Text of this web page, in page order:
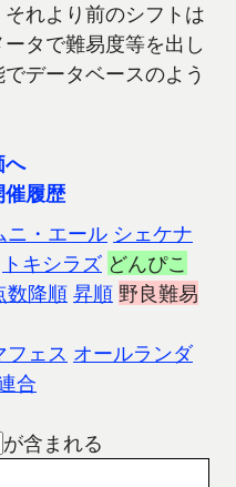
れより前のシフトは
タで難易度等を出し
データベースのよう
へ
催履歴
ニ・エール シェケナ
トキシラズ どんぴこ
数降順 昇順 野良難易
フェス オールランダ
合
が含まれる